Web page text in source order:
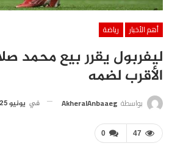
أهم الأخبار رياضة
ليفربول يقرر بيع محمد
الأقرب لضمه
بواسطة AkheralAnbaaeg في يونيو 25, 2022
0 47